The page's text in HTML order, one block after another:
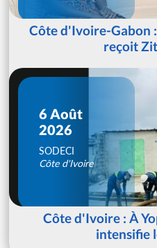
Côte d'Ivoire-Gabon
reçoit
6 Août
2026
SODECI
Côte d'Ivoire
Côte d'Ivoire : À
intensifie